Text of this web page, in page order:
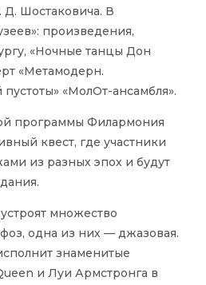
Шостаковича. В
произведения,
«Ночные танцы Дон
«Метамодерн.
«МолОт-ансамбля».
программы Филармония
квест, где участники
из разных эпох и будут
множество
одна из них — джазовая.
знаменитые
и Луи Армстронга в